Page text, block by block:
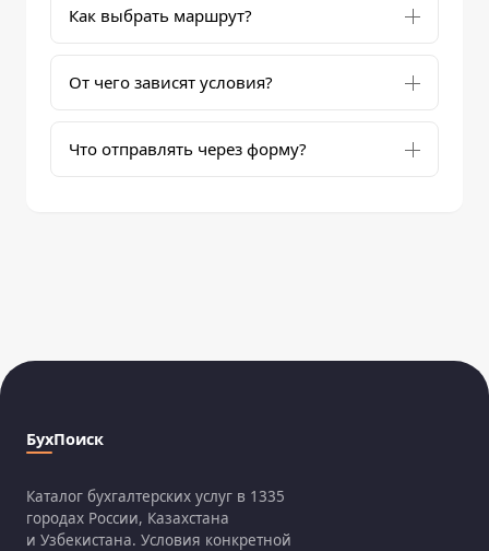
Как выбрать маршрут?
От чего зависят условия?
Что отправлять через форму?
БухПоиск
Каталог бухгалтерских услуг в 1335
городах России, Казахстана
и Узбекистана. Условия конкретной